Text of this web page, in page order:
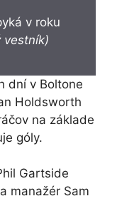
v roku
vestník)
dní v Boltone
Holdsworth
na základe
góly.
Gartside
manažér Sam